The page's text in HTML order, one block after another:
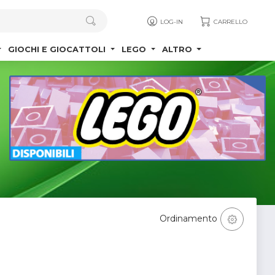
LOG-IN CARRELLO
GIOCHI E GIOCATTOLI LEGO ALTRO
Ordinamento